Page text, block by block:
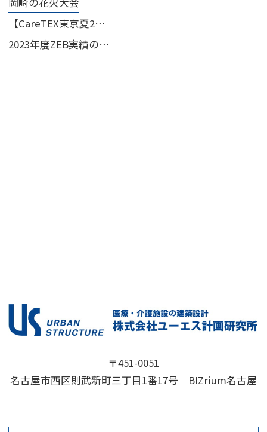
【CareTEX東京夏2…
2023年度ZEB実績の…
〒451-0051
名古屋市西区則武新町三丁目1番17号 BIZrium名古屋